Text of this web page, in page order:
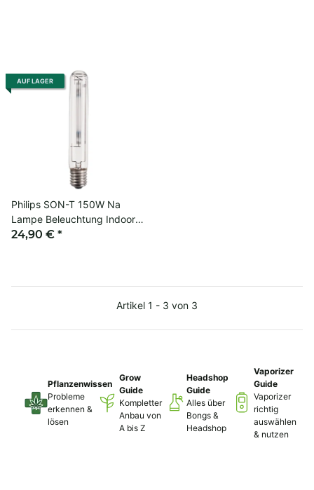
AUF LAGER
Philips SON-T 150W Na
Lampe Beleuchtung Indoor
Growing Grow
24,90 € *
Artikel 1 - 3 von 3
Pflanzenwissen
Probleme
erkennen &
lösen
Grow
Guide
Kompletter
Anbau von
A bis Z
Headshop
Guide
Alles über
Bongs &
Headshop
Vaporizer
Guide
Vaporizer
richtig
auswählen
& nutzen